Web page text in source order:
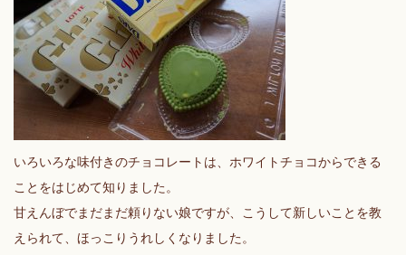
いろいろな味付きのチョコレートは、ホワイトチョコからできる
ことをはじめて知りました。
甘えんぼでまだまだ頼りない娘ですが、こうして新しいことを教
えられて、ほっこりうれしくなりました。